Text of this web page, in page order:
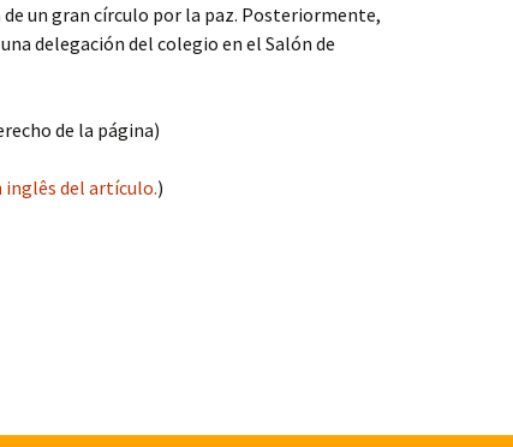
un gran círculo por la paz. Posteriormente,
delegación del colegio en el Salón de
de la página)
inglês del artículo.)